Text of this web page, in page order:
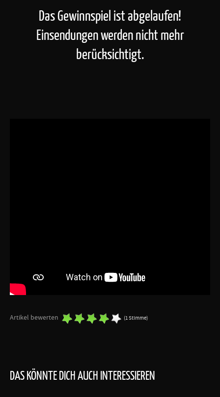
Das Gewinnspiel ist abgelaufen!
Einsendungen werden nicht mehr
berücksichtigt.
Artikel bewerten (1 Stimme)
DAS KÖNNTE DICH AUCH INTERESSIEREN